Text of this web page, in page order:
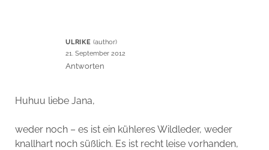
ULRIKE
21. September 2012
Antworten
Huhuu liebe Jana,
weder noch – es ist ein kühleres Wildleder, weder
knallhart noch süßlich. Es ist recht leise vorhanden,